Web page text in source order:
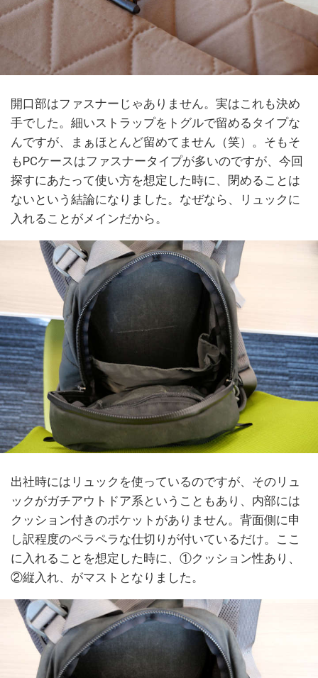
開口部はファスナーじゃありません。実はこれも決め
手でした。細いストラップをトグルで留めるタイプな
んですが、まぁほとんど留めてません（笑）。そもそ
もPCケースはファスナータイプが多いのですが、今回
探すにあたって使い方を想定した時に、閉めることは
ないという結論になりました。なぜなら、リュックに
入れることがメインだから。
出社時にはリュックを使っているのですが、そのリュ
ックがガチアウトドア系ということもあり、内部には
クッション付きのポケットがありません。背面側に申
し訳程度のペラペラな仕切りが付いているだけ。ここ
に入れることを想定した時に、①クッション性あり、
②縦入れ、がマストとなりました。